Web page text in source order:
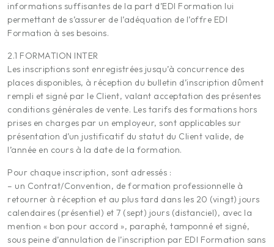
informations suffisantes de la part d’EDI Formation lui
permettant de s’assurer de l’adéquation de l’offre EDI
Formation à ses besoins.
2.1 FORMATION INTER
Les inscriptions sont enregistrées jusqu’à concurrence des
places disponibles, à réception du bulletin d’inscription dûment
rempli et signé par le Client, valant acceptation des présentes
conditions générales de vente. Les tarifs des formations hors
prises en charges par un employeur, sont applicables sur
présentation d’un justificatif du statut du Client valide, de
l’année en cours à la date de la formation.
Pour chaque inscription, sont adressés :
– un Contrat/Convention, de formation professionnelle à
retourner à réception et au plus tard dans les 20 (vingt) jours
calendaires (présentiel) et 7 (sept) jours (distanciel), avec la
mention « bon pour accord », paraphé, tamponné et signé,
sous peine d’annulation de l’inscription par EDI Formation sans